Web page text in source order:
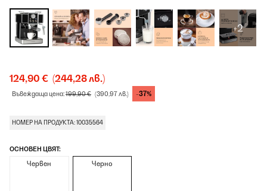
+2
124,90 € (244,28 лв.)
Въвеждаща цена:199,90 € (390,97 лв.) -37%
НОМЕР НА ПРОДУКТА: 10035564
ОСНОВЕН ЦВЯТ:
Червен Черно